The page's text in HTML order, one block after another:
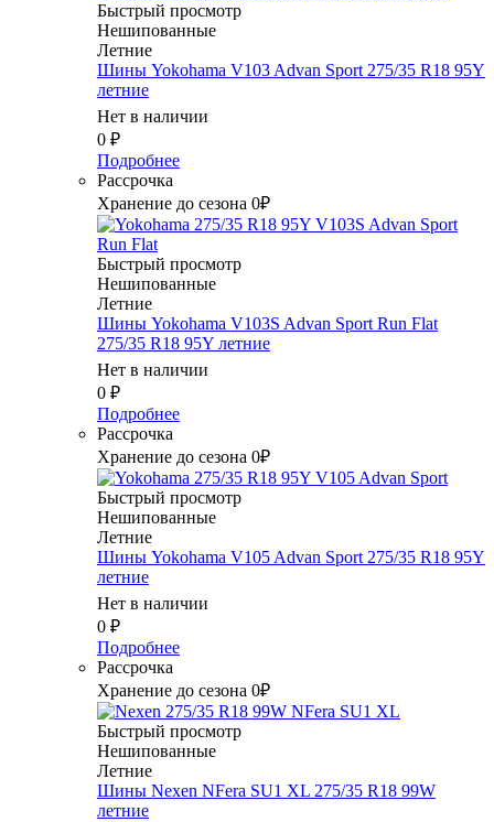
Быстрый просмотр
Нешипованные
Летние
Шины Yokohama V103 Advan Sport 275/35 R18 95Y
летние
Нет в наличии
0 ₽
Подробнее
Рассрочка
Хранение до сезона 0₽
Быстрый просмотр
Нешипованные
Летние
Шины Yokohama V103S Advan Sport Run Flat
275/35 R18 95Y летние
Нет в наличии
0 ₽
Подробнее
Рассрочка
Хранение до сезона 0₽
Быстрый просмотр
Нешипованные
Летние
Шины Yokohama V105 Advan Sport 275/35 R18 95Y
летние
Нет в наличии
0 ₽
Подробнее
Рассрочка
Хранение до сезона 0₽
Быстрый просмотр
Нешипованные
Летние
Шины Nexen NFera SU1 XL 275/35 R18 99W
летние